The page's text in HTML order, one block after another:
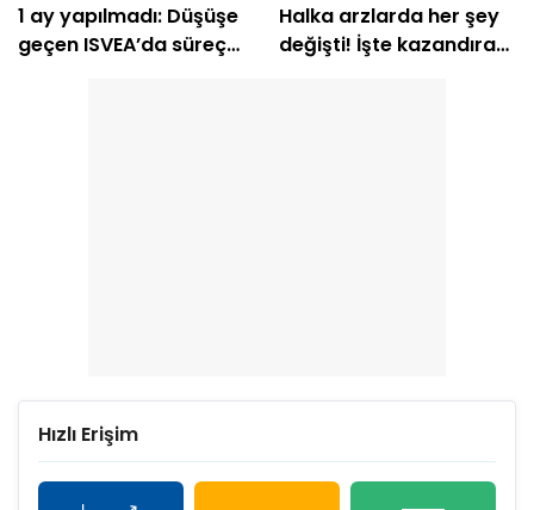
1 ay yapılmadı: Düşüşe
geçen ISVEA’da süreç
Halka arzlarda her şey
değişti! İşte kazandıran
Hızlı Erişim